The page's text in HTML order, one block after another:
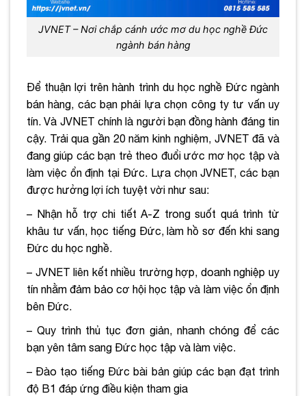
JVNET – Nơi chắp cánh ước mơ du học nghề Đức
ngành bán hàng
Để thuận lợi trên hành trình du học nghề Đức ngành
bán hàng, các bạn phải lựa chọn công ty tư vấn uy
tín. Và JVNET chính là người bạn đồng hành đáng tin
cậy. Trải qua gần 20 năm kinh nghiệm, JVNET đã và
đang giúp các bạn trẻ theo đuổi ước mơ học tập và
làm việc ổn định tại Đức. Lựa chọn JVNET, các bạn
được hưởng lợi ích tuyệt vời như sau:
– Nhận hỗ trợ chi tiết A-Z trong suốt quá trình từ
khâu tư vấn, học tiếng Đức, làm hồ sơ đến khi sang
Đức du học nghề.
– JVNET liên kết nhiều trường hợp, doanh nghiệp uy
tín nhằm đảm bảo cơ hội học tập và làm việc ổn định
bên Đức.
– Quy trình thủ tục đơn giản, nhanh chóng để các
bạn yên tâm sang Đức học tập và làm việc.
– Đào tạo tiếng Đức bài bản giúp các bạn đạt trình
độ B1 đáp ứng điều kiện tham gia